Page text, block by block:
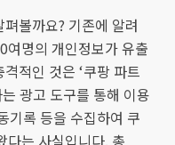
볼까요? 기존에 알려
명의 개인정보가 유출
적인 것은 ‘쿠팡 파트
광고 도구를 통해 이용
기록 등을 수집하여 쿠
다는 사실입니다. 총